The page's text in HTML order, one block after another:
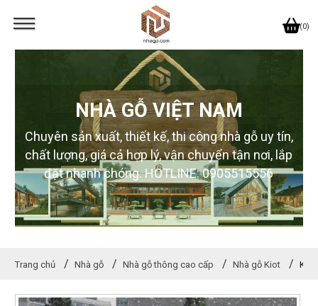
(0)
NHÀ GỖ VIỆT NAM
Chuyên sản xuất, thiết kế, thi công nhà gỗ uy tín,
chất lượng, giá cả hợp lý, vận chuyển tận nơi, lắp
đặt nhanh chóng. HOTLINE: 0905515556
Trang chủ Nhà gỗ Nhà gỗ thông cao cấp Nhà gỗ Kiot